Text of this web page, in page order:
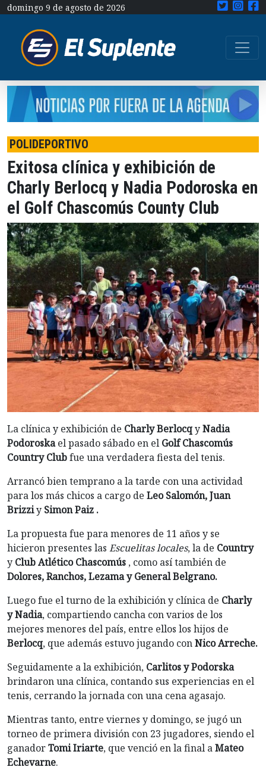
domingo 9 de agosto de 2026
POLIDEPORTIVO
Exitosa clínica y exhibición de
Charly Berlocq y Nadia Podoroska en
el Golf Chascomús County Club
La clínica y exhibición de Charly BerlocqyNadia
Podoroskael pasado sábado en el Golf Chascomús
Country Clubfue una verdadera fiesta del tenis.
Arrancó bien temprano a la tarde con una actividad
para los más chicos a cargo de Leo Salomón, Juan
Brizziy Simon Paiz .
La propuesta fue para menores de 11 años y se
hicieron presentes las Escuelitas locales, la de Country
y Club Atlético Chascomús , como así también de
Dolores, Ranchos, Lezama y General Belgrano.
Luego fue el turno de la exhibición y clínica de Charly
y Nadia, compartiendo cancha con varios de los
mejores menores del país, entre ellos los hijos de
Berlocq, que además estuvo jugando conNico Arreche.
Seguidamente a la exhibición, Carlitos y Podorska
brindaron una clínica, contando sus experiencias en el
tenis, cerrando la jornada con una cena agasajo.
Mientras tanto, entre viernes y domingo, se jugó un
torneo de primera división con 23 jugadores, siendo el
ganadorTomi Iriarte, que venció en la final aMateo
Echevarne.